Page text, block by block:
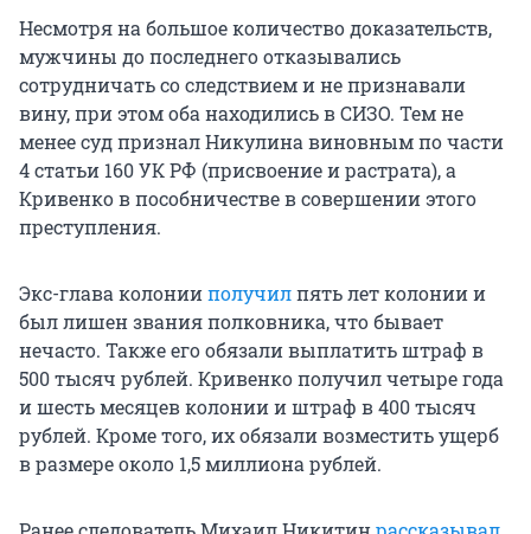
Несмотря на большое количество доказательств,
мужчины до последнего отказывались
сотрудничать со следствием и не признавали
вину, при этом оба находились в СИЗО. Тем не
менее суд признал Никулина виновным по части
4 статьи 160 УК РФ (присвоение и растрата), а
Кривенко в пособничестве в совершении этого
преступления.
Экс-глава колонииполучилпять лет колонии и
был лишен звания полковника, что бывает
нечасто. Также его обязали выплатить штраф в
500 тысяч рублей. Кривенко получил четыре года
и шесть месяцев колонии и штраф в 400 тысяч
рублей. Кроме того, их обязали возместить ущерб
в размере около 1,5 миллиона рублей.